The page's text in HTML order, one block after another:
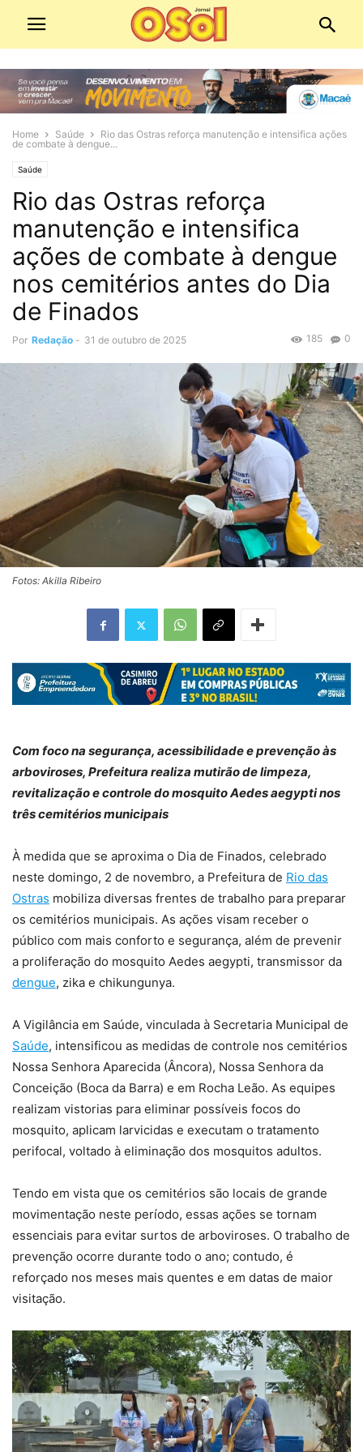
Home Saúde
Rio das Ostras reforça manutenção e intensifica ações
de combate à dengue...
Saúde
Rio das Ostras reforça
manutenção e intensifica
ações de combate à dengue
nos cemitérios antes do Dia
de Finados
Por Redação - 31 de outubro de 2025 0
185
Fotos: Akilla Ribeiro
Com foco na segurança, acessibilidade e prevenção às
arboviroses, Prefeitura realiza mutirão de limpeza,
revitalização e controle do mosquito Aedes aegypti nos
três cemitérios municipais
À medida que se aproxima o Dia de Finados, celebrado
neste domingo, 2 de novembro, a Prefeitura de Rio das
Ostras mobiliza diversas frentes de trabalho para preparar
os cemitérios municipais. As ações visam receber o
público com mais conforto e segurança, além de prevenir
a proliferação do mosquito Aedes aegypti, transmissor da
dengue, zika e chikungunya.
A Vigilância em Saúde, vinculada à Secretaria Municipal de
Saúde, intensificou as medidas de controle nos cemitérios
Nossa Senhora Aparecida (Âncora), Nossa Senhora da
Conceição (Boca da Barra) e em Rocha Leão. As equipes
realizam vistorias para eliminar possíveis focos do
mosquito, aplicam larvicidas e executam o tratamento
perifocal, voltado à eliminação dos mosquitos adultos.
Tendo em vista que os cemitérios são locais de grande
movimentação neste período, essas ações se tornam
essenciais para evitar surtos de arboviroses. O trabalho de
prevenção ocorre durante todo o ano; contudo, é
reforçado nos meses mais quentes e em datas de maior
visitação.